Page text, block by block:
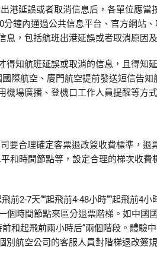
延誤或者取消信息后，各單位應當
鐘內通過公共信息平台、官方網站
，包括航班出港延誤或者取消原因
知航班延誤或取消的信息，且得知
際航空、廈門航空提前發送短信告知
場廣播、登機口工作人員提醒等方
合理確定客票退改簽收費標準，退
和時間節點等，設定合理的梯次收
2-7天”“起飛前4-48小時”“起飛前4小
時間節點來區分退票階梯。如中國
和起飛前兩小時后”兩個階段。體驗
航空公司的客服人員對階梯退改簽